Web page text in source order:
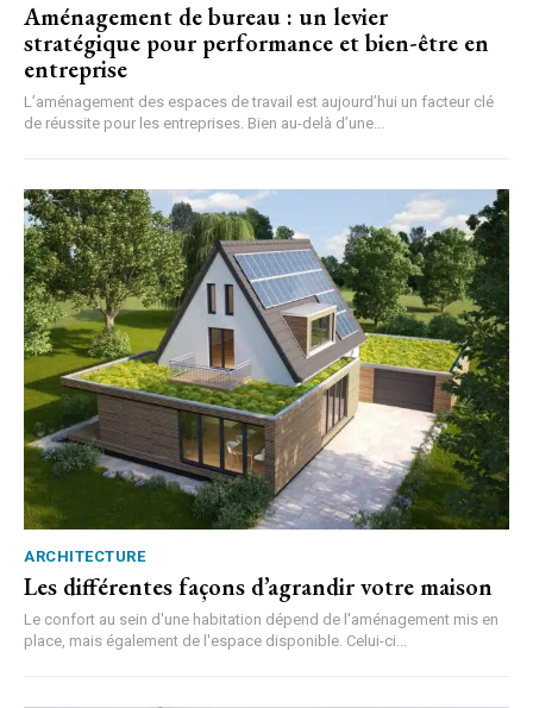
Aménagement de bureau : un levier
stratégique pour performance et bien-être en
entreprise
L’aménagement des espaces de travail est aujourd’hui un facteur clé
de réussite pour les entreprises. Bien au-delà d’une...
ARCHITECTURE
Les différentes façons d’agrandir votre maison
Le confort au sein d'une habitation dépend de l'aménagement mis en
place, mais également de l'espace disponible. Celui-ci...